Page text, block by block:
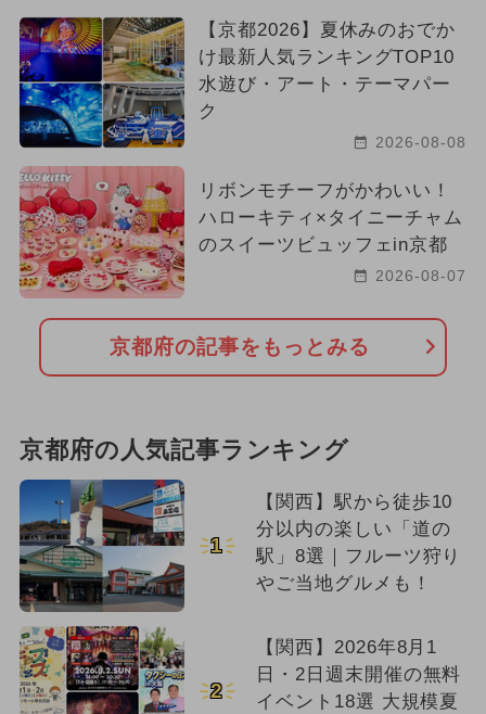
【京都2026】夏休みのおでか
け最新人気ランキングTOP10
水遊び・アート・テーマパー
ク
2026-08-08
リボンモチーフがかわいい！
ハローキティ×タイニーチャム
のスイーツビュッフェin京都
2026-08-07
京都府の記事をもっとみる
京都府の人気記事ランキング
1
【関西】駅から徒歩10
分以内の楽しい「道の
駅」8選｜フルーツ狩り
やご当地グルメも！
2
【関西】2026年8月1
日・2日週末開催の無料
イベント18選 大規模夏